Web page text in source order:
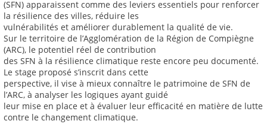
(SFN) apparaissent comme des leviers essentiels pour renforcer
la résilience des villes, réduire les
vulnérabilités et améliorer durablement la qualité de vie.
Sur le territoire de l’Agglomération de la Région de Compiègne
(ARC), le potentiel réel de contribution
des SFN à la résilience climatique reste encore peu documenté.
Le stage proposé s’inscrit dans cette
perspective, il vise à mieux connaître le patrimoine de SFN de
l’ARC, à analyser les logiques ayant guidé
leur mise en place et à évaluer leur efficacité en matière de lutte
contre le changement climatique.